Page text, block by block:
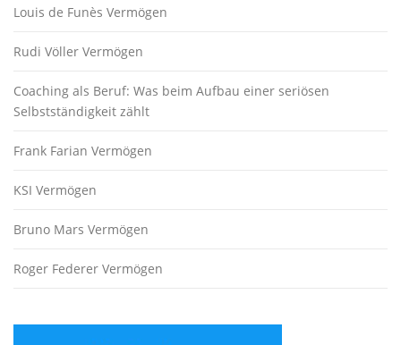
Louis de Funès Vermögen
Rudi Völler Vermögen
Coaching als Beruf: Was beim Aufbau einer seriösen
Selbstständigkeit zählt
Frank Farian Vermögen
KSI Vermögen
Bruno Mars Vermögen
Roger Federer Vermögen